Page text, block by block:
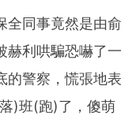
全同事竟然是由俞
赫利哄騙恐嚇了一
的警察，慌張地表
)班(跑)了，傻萌